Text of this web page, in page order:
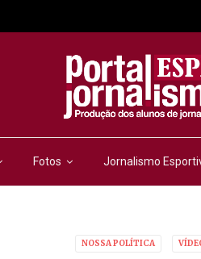
Fotos Jornalismo
NOSSA POLÍTICA